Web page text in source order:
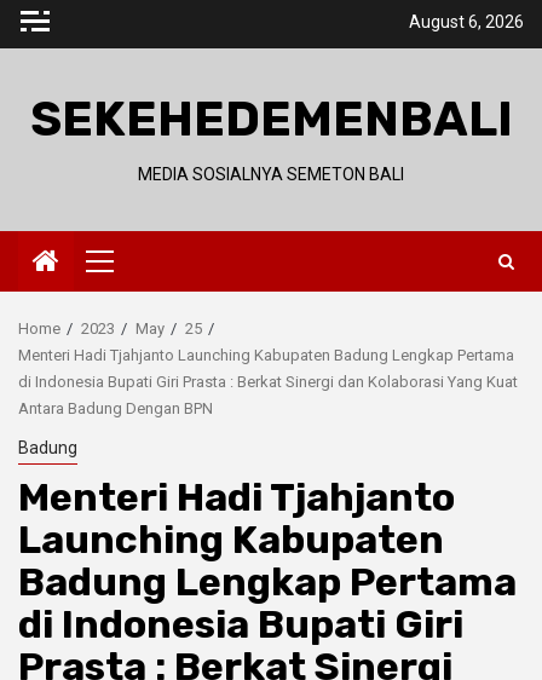
Skip
August 6, 2026
SEKEHEDEMENBALI
MEDIA SOSIALNYA SEMETON BALI
Primary
Menu
Home 2023 May
25
Menteri Hadi Tjahjanto Launching Kabupaten Badung Lengkap Pertama
di Indonesia Bupati Giri Prasta : Berkat Sinergi dan Kolaborasi Yang Kuat
Antara Badung Dengan BPN
Badung
Menteri Hadi Tjahjanto
Launching Kabupaten
Badung Lengkap Pertama
di Indonesia Bupati Giri
Prasta : Berkat Sinergi